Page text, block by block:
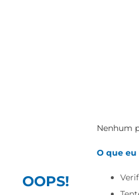
OOPS!
Nenhum
O que eu